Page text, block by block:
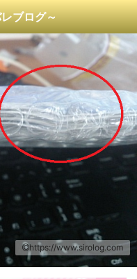
ブログ～
https://www.sirolog.com